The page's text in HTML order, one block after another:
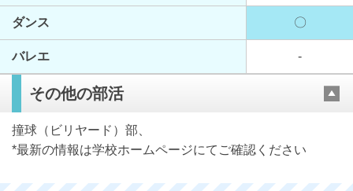
ダンス 〇
バレエ -
その他の部活
撞球（ビリヤード）部、
*最新の情報は学校ホームページにてご確認ください